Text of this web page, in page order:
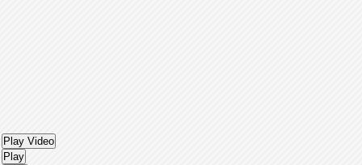
Play Video
Play